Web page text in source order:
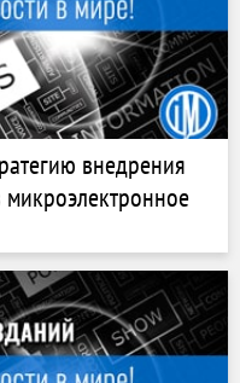
внедрения
микроэлектронное